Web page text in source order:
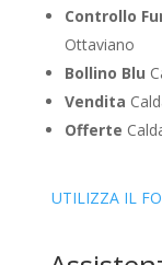
Controllo
Ottaviano
Bollino Blu
Vendita
Offerte
UTILIZZA IL